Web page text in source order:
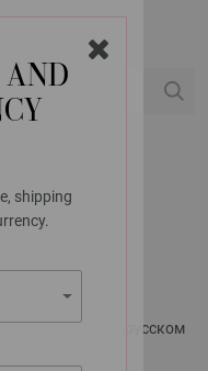
AND
shipping
инструкции на русском
9